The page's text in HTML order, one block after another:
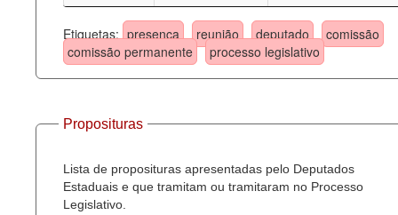
Etiquetas: presença reunião deputado
comissão
comissão permanente
processo legislativo
Proposituras
Lista de proposituras apresentadas pelo Deputados
Estaduais e que tramitam ou tramitaram no Processo
Legislativo.